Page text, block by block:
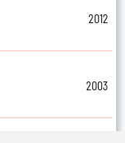
2012
2003